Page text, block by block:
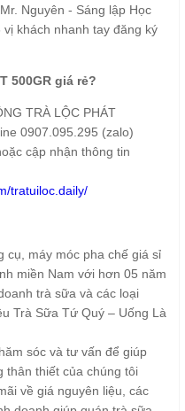
Nguyên - Sáng lập Học
khách nhanh tay đăng ký
500GR giá rẻ?
TRÀ LỘC PHÁT
0907.095.295 (zalo)
cập nhận thông tin
tratuiloc.daily/
cụ, máy móc pha chế giá sỉ
miền Nam với hơn 05 năm
trà sữa và các loại
Trà Sữa Tứ Quý – Uống Là
sóc và tư vấn để giúp
thân thiết của chúng tôi
về giá nguyên liệu, các